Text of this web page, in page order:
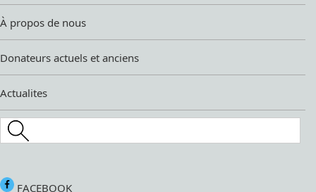
À propos de nous
Donateurs actuels et anciens
Actualites
Search this site
FACEBOOK